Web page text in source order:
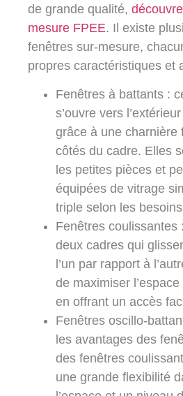
de grande qualité,
mesure FPEE. Il existe
fenêtres sur-mesure,
propres caractéristiques et
Fenêtres à battants :
s’ouvre vers
grâce à une charnière
côtés du cadre. Elles
les petites pièces et
équipées de vitrage
triple selon les besoins
Fenêtres coulissantes
deux cadres qui
l’un par rapport à
de maximiser
en offrant un accès
Fenêtres oscillo-
les avantages des
des fenêtres
une grande flexibilité